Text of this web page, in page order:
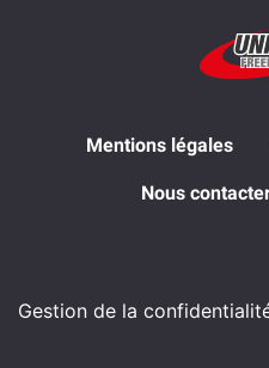
Mentions légales
Nous
Gestion de la